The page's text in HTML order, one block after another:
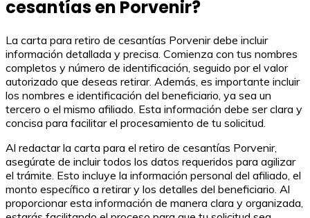
cesantías en Porvenir?
La carta para retiro de cesantías Porvenir debe incluir
información detallada y precisa. Comienza con tus nombres
completos y número de identificación, seguido por el valor
autorizado que deseas retirar. Además, es importante incluir
los nombres e identificación del beneficiario, ya sea un
tercero o el mismo afiliado. Esta información debe ser clara y
concisa para facilitar el procesamiento de tu solicitud.
Al redactar la carta para el retiro de cesantías Porvenir,
asegúrate de incluir todos los datos requeridos para agilizar
el trámite. Esto incluye la información personal del afiliado, el
monto específico a retirar y los detalles del beneficiario. Al
proporcionar esta información de manera clara y organizada,